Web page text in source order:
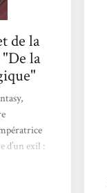
de la
la
d’un exil :
d’un lac